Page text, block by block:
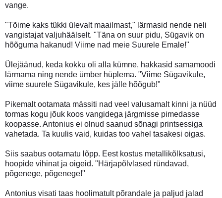
vange.
"Tõime kaks tükki ülevalt maailmast," lärmasid nende neli
vangistajat valjuhäälselt. "Täna on suur pidu, Sügavik on
hõõguma hakanud! Viime nad meie Suurele Emale!"
Ülejäänud, keda kokku oli alla kümne, hakkasid samamoodi
lärmama ning nende ümber hüplema. "Viime Sügavikule,
viime suurele Sügavikule, kes jälle hõõgub!"
Pikemalt ootamata mässiti nad veel valusamalt kinni ja nüüd
tormas kogu jõuk koos vangidega järgmisse pimedasse
koopasse. Antonius ei olnud saanud sõnagi printsessiga
vahetada. Ta kuulis vaid, kuidas too vahel tasakesi oigas.
Siis saabus ootamatu lõpp. Eest kostus metallikõlksatusi,
hoopide vihinat ja oigeid. "Härjapõlvlased ründavad,
põgenege, põgenege!"
Antonius visati taas hoolimatult põrandale ja paljud jalad